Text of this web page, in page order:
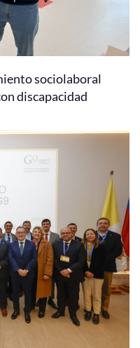
sociolaboral
discapacidad